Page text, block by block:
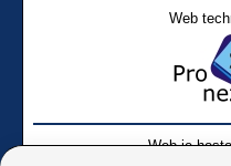
Web
Web je